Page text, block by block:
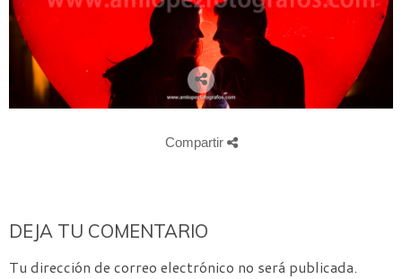
Compartir
DEJA TU COMENTARIO
Tu dirección de correo electrónico no será publicada.